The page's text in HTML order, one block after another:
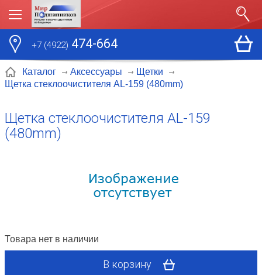
+7 (4922) 474-664
Каталог Аксессуары
Щетки
Щетка стеклоочистителя AL-159 (480mm)
Щетка стеклоочистителя AL-159
(480mm)
Товара нет в наличии
В корзину